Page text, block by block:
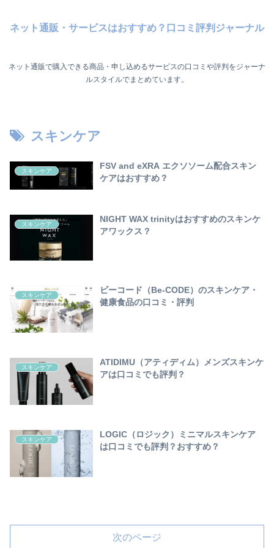
ネット通販・サービスはおすすめ？口コミ評判ジャーナル
ネット通販で購入できる商品・申し込めるサービスの口コミや評判をジャーナ
ルスタイルでまとめています。
スキンケア
スキンケア
FSV and eXRA エクソソーム配合スキン
ケアはおすすめ？
スキンケア
NIGHT WAX trinityはおすすめのスキンケ
アワックス？
スキンケア
ビーコード（Be-CODE）のスキンケア・
健康食品の口コミ・評判
スキンケア
ATIDIMU（アティディム）メンズスキンケ
アは口コミでも評判？
スキンケア
LOGIC（ロジック）ミニマルスキンケア
は口コミでも評判？おすすめ？
次のページ